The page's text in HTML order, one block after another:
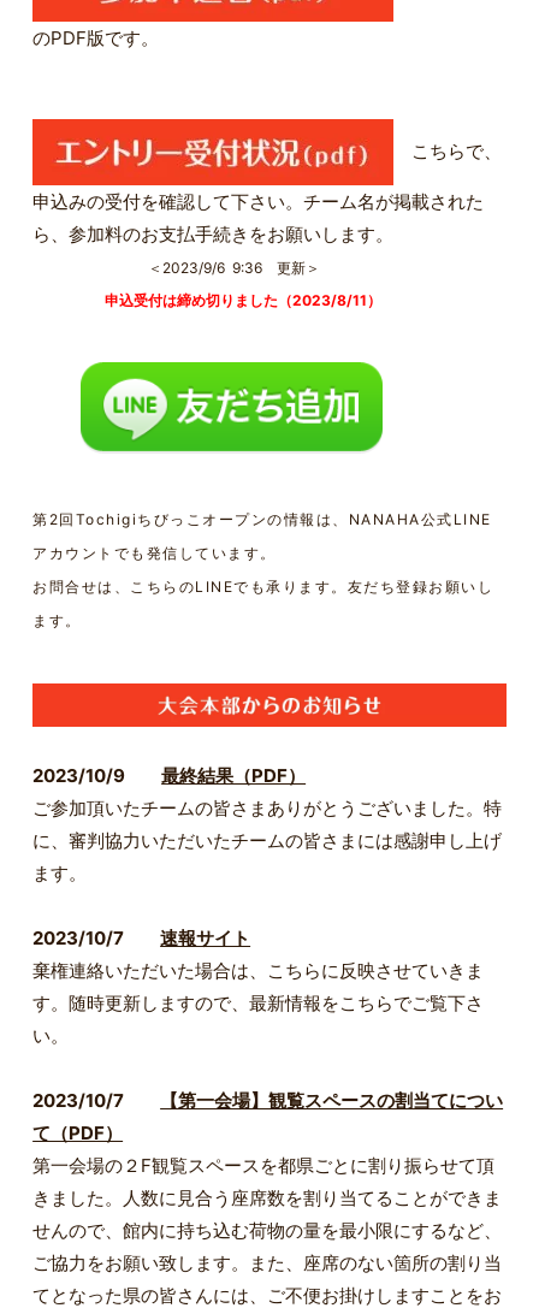
のPDF版です。
こちらで、
申込みの受付を確認して下さい。チーム名が掲載された
ら、参加料のお支払手続きをお願いします。
＜2023/9/6 9:36 更新＞
申込受付は締め切りました（2023/8/11）
第2回Tochigiちびっこオープンの情報は、NANAHA公式LINE
アカウントでも発信しています。
お問合せは、こちらのLINEでも承ります。友だち登録お願いし
ます。
2023/10/9最終結果（PDF）
ご参加頂いたチームの皆さまありがとうございました。特
に、審判協力いただいたチームの皆さまには感謝申し上げ
ます。
2023/10/7速報サイト
棄権連絡いただいた場合は、こちらに反映させていきま
す。随時更新しますので、最新情報をこちらでご覧下さ
い。
2023/10/7
【第一会場】観覧スペースの割当てについ
て（PDF）
第一会場の２F観覧スペースを都県ごとに割り振らせて頂
きました。人数に見合う座席数を割り当てることができま
せんので、館内に持ち込む荷物の量を最小限にするなど、
ご協力をお願い致します。また、座席のない箇所の割り当
てとなった県の皆さんには、ご不便お掛けしますことをお